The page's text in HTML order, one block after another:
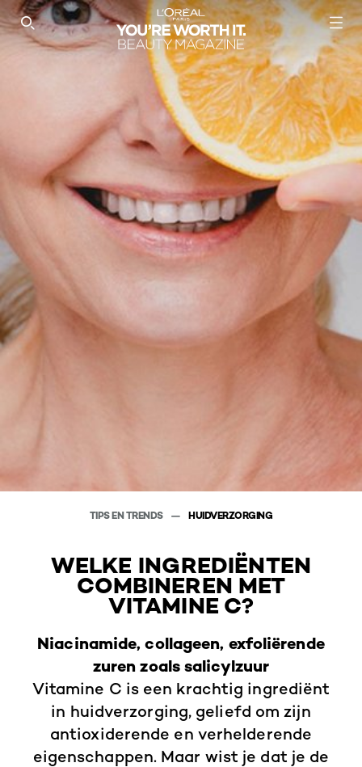
SEARCH THIS SITE
TIPS EN TRENDS HUIDVERZORGING
WELKE INGREDIËNTEN
COMBINEREN MET
VITAMINE C?
Niacinamide, collageen, exfoliërende
zuren zoals salicylzuur
Vitamine C is een krachtig ingrediënt
in huidverzorging, geliefd om zijn
antioxiderende en verhelderende
eigenschappen. Maar wist je dat je de